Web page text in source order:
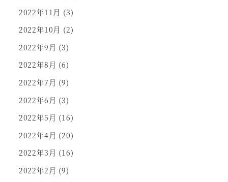
2022年11月 (3)
2022年10月 (2)
2022年9月 (3)
2022年8月 (6)
2022年7月 (9)
2022年6月 (3)
2022年5月 (16)
2022年4月 (20)
2022年3月 (16)
2022年2月 (9)